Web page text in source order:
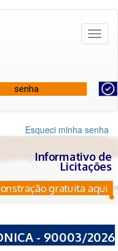
Esqueci minha senha
Informativo de
Licitações
gratuita aqui
- 90003/2026